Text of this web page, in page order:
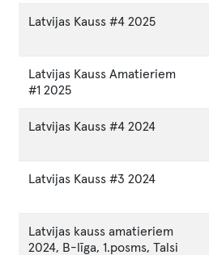
Latvijas Kauss #4 2025
Latvijas Kauss Amatieriem
#1 2025
Latvijas Kauss #4 2024
Latvijas Kauss #3 2024
Latvijas kauss amatieriem
2024, B-līga, 1.posms, Talsi